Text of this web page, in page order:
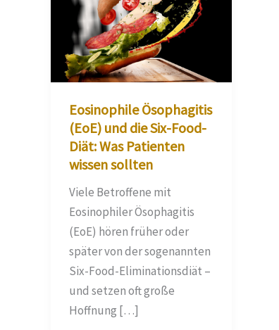
Eosinophile Ösophagitis
(EoE) und die Six-Food-
Diät: Was Patienten
wissen sollten
Viele Betroffene mit
Eosinophiler Ösophagitis
(EoE) hören früher oder
später von der sogenannten
Six-Food-Eliminationsdiät –
und setzen oft große
Hoffnung […]